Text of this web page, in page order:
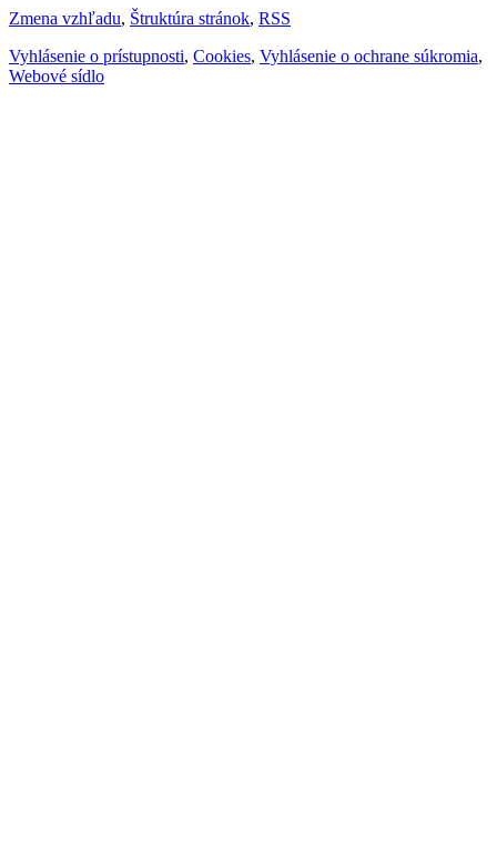
Zmena vzhľadu, Štruktúra stránok, RSS
Vyhlásenie o prístupnosti, Cookies, Vyhlásenie o ochrane súkromia,
Webové sídlo